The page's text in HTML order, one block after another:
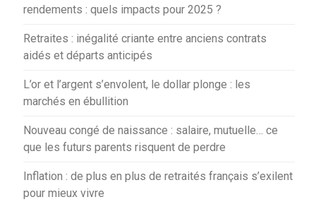
rendements : quels impacts pour 2025 ?
Retraites : inégalité criante entre anciens contrats
aidés et départs anticipés
L’or et l’argent s’envolent, le dollar plonge : les
marchés en ébullition
Nouveau congé de naissance : salaire, mutuelle… ce
que les futurs parents risquent de perdre
Inflation : de plus en plus de retraités français s’exilent
pour mieux vivre